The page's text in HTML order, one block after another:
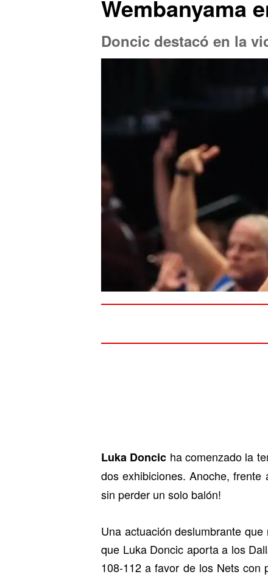
Wembanyama
Doncic destacó en la
Luka Doncic ha comenzado la
dos exhibiciones. Anoche, frente
sin perder un solo balón!
Una actuación deslumbrante
que Luka Doncic aporta a los
108-112 a favor de los Nets con